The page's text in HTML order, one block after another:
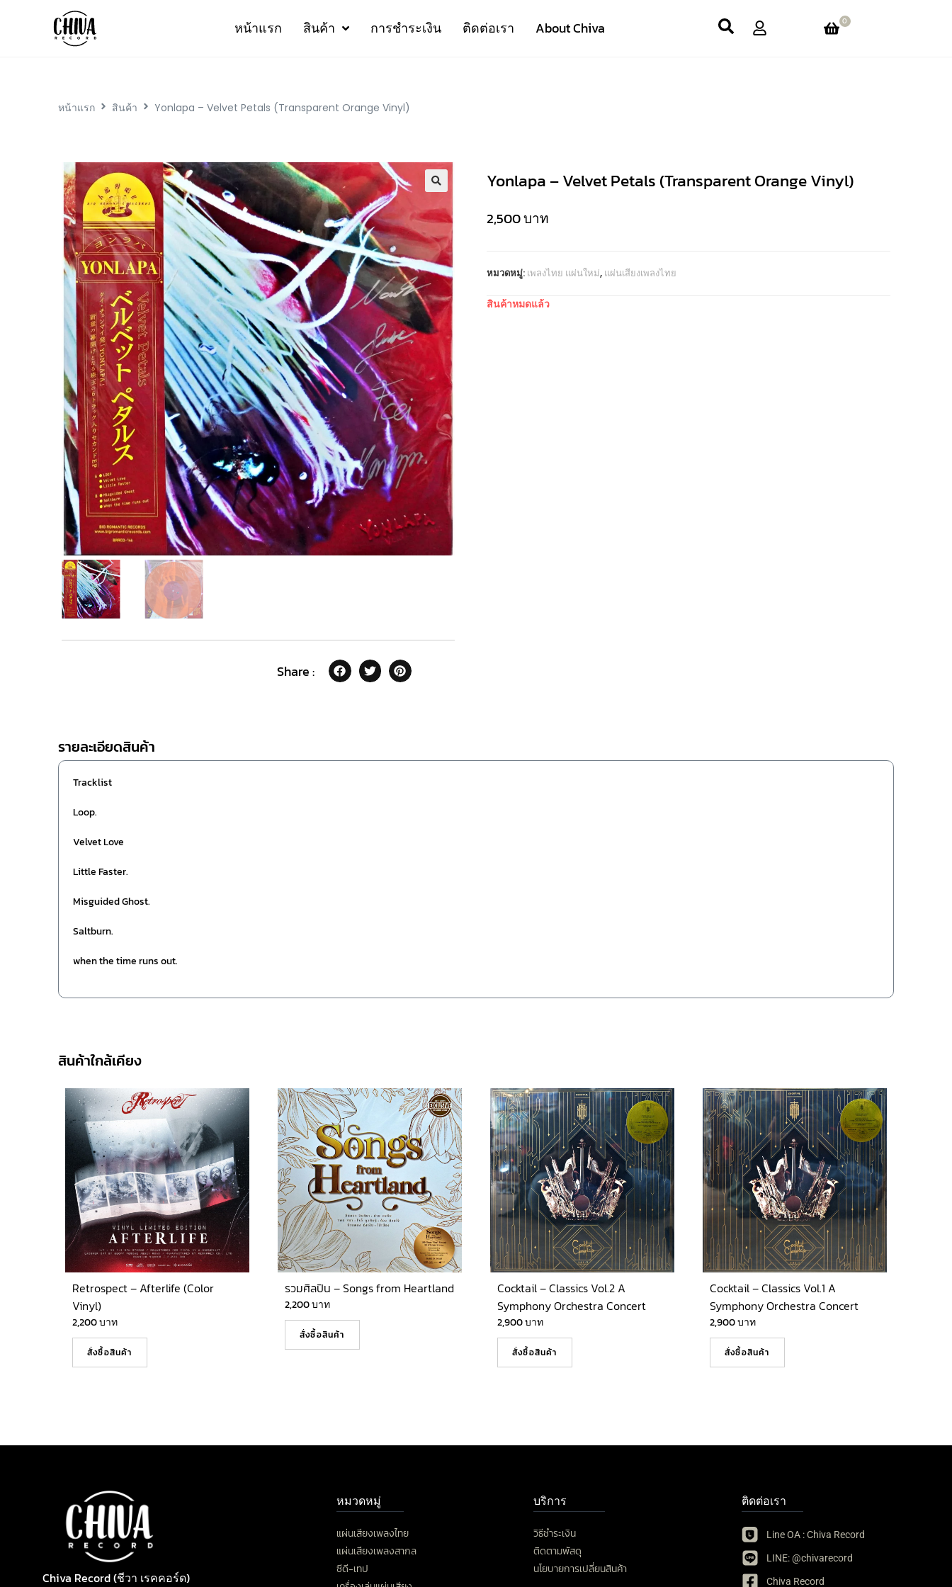
หน้าแรก สินค้า การชำระเงิน ติดต่อเรา About Chiva 0
หน้าแรก สินค้า Yonlapa – Velvet Petals (Transparent Orange Vinyl)
Share :
Yonlapa – Velvet Petals (Transparent Orange Vinyl)
2,500บาท
หมวดหมู่: เพลงไทย แผ่นใหม่, แผ่นเสียงเพลงไทย
สินค้าหมดแล้ว
รายละเอียดสินค้า
Tracklist
Loop.
Velvet Love
Little Faster.
Misguided Ghost.
Saltburn.
when the time runs out.
สินค้าใกล้เคียง
Retrospect – Afterlife (Color
Vinyl)
2,200บาท
สั่งซื้อสินค้า
รวมศิลปิน – Songs from Heartland
2,200บาท
สั่งซื้อสินค้า
Cocktail – Classics Vol.2 A
Symphony Orchestra Concert
2,900บาท
สั่งซื้อสินค้า
Cocktail – Classics Vol.1 A
Symphony Orchestra Concert
2,900บาท
สั่งซื้อสินค้า
Chiva Record (ชีวา เรคคอร์ด)
หมวดหมู่
แผ่นเสียงเพลงไทย
แผ่นเสียงเพลงสากล
ซีดี-เทป
บริการ
วิธีชำระเงิน
ติดตามพัสดุ
นโยบายการเปลี่ยนสินค้า
ติดต่อเรา
Line OA : Chiva Record
LINE: @chivarecord
Chiva Record